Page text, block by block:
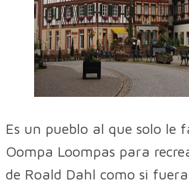
Es un pueblo al que solo le
Oompa Loompas para
de Roald Dahl como si